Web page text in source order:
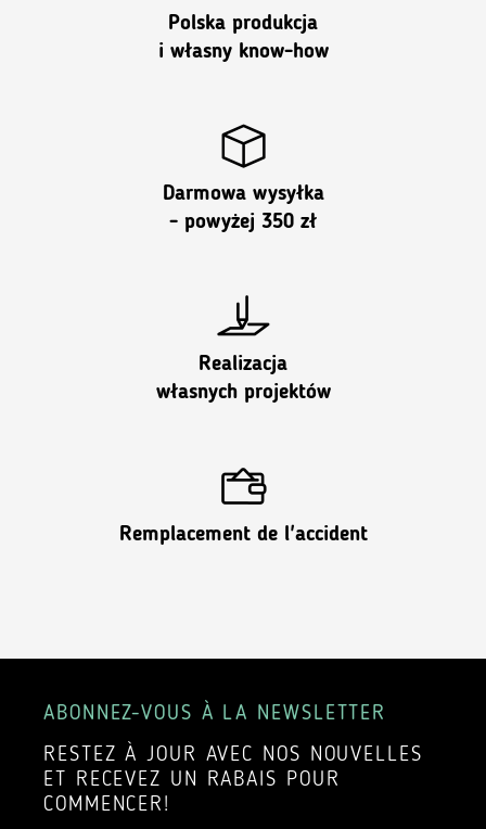
Polska produkcja
i własny know-how
Darmowa wysyłka
- powyżej 350 zł
Realizacja
własnych projektów
Remplacement de l'accident
ABONNEZ-VOUS À LA NEWSLETTER
RESTEZ À JOUR AVEC NOS NOUVELLES
ET RECEVEZ UN RABAIS POUR
COMMENCER!